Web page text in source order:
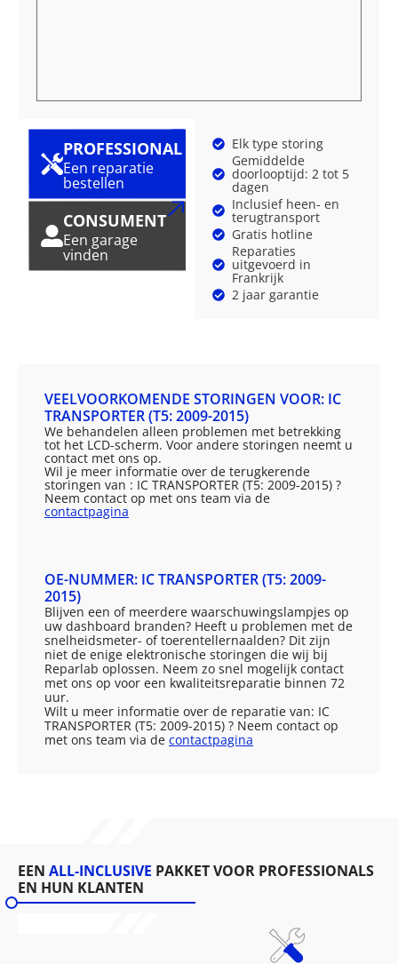
PROFESSIONAL
Een reparatie
bestellen
CONSUMENT
Een garage
vinden
Elk type storing
Gemiddelde
doorlooptijd: 2 tot 5
dagen
Inclusief heen- en
terugtransport
Gratis hotline
Reparaties
uitgevoerd in
Frankrijk
2 jaar garantie
VEELVOORKOMENDE STORINGEN VOOR: IC
TRANSPORTER (T5: 2009-2015)
We behandelen alleen problemen met betrekking
tot het LCD-scherm. Voor andere storingen neemt u
contact met ons op.
Wil je meer informatie over de terugkerende
storingen van : IC TRANSPORTER (T5: 2009-2015) ?
Neem contact op met ons team via de
contactpagina
OE-NUMMER: IC TRANSPORTER (T5: 2009-
2015)
Blijven een of meerdere waarschuwingslampjes op
uw dashboard branden? Heeft u problemen met de
snelheidsmeter- of toerentellernaalden? Dit zijn
niet de enige elektronische storingen die wij bij
Reparlab oplossen. Neem zo snel mogelijk contact
met ons op voor een kwaliteitsreparatie binnen 72
uur.
Wilt u meer informatie over de reparatie van: IC
TRANSPORTER (T5: 2009-2015) ? Neem contact op
met ons team via de contactpagina
EEN ALL-INCLUSIVE PAKKET VOOR PROFESSIONALS
EN HUN KLANTEN